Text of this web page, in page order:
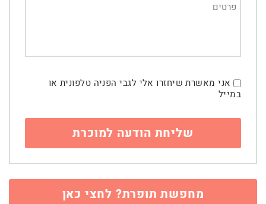
אני מאשרת שיחזרו אלי לגבי הפניה טלפונית או
במייל
מחפשת תופרת? לחצי כאן